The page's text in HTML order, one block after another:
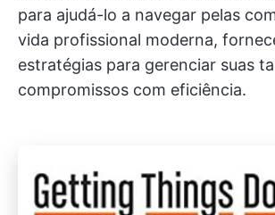
para ajudá-lo a navegar pelas
vida profissional moderna,
estratégias para gerenciar suas
compromissos com eficiência.